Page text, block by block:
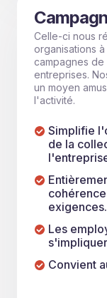
Celle-ci nous
organisations
campagnes
entreprises.
un moyen
l'activité.
Simplifie
de la
exigences.
Les
Convient